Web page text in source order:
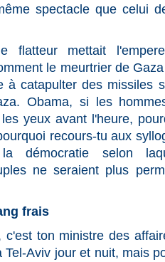
spectacle que celui
flatteur mettait
le meurtrier de
à catapulter des missiles
Obama, si les
yeux avant l'heure,
recours-tu aux
démocratie selon
ne seraient plus
frais
ton ministre des
Aviv jour et nuit, mais